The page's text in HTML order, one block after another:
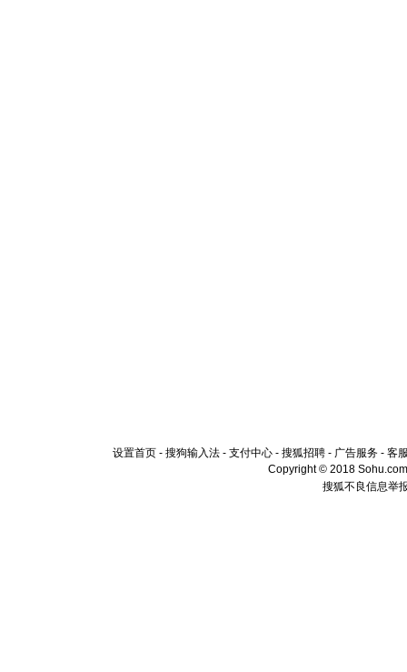
设置首页 - 搜狗输入法 - 支付中心 - 搜狐招聘 - 广告服务 - 客
Copyright © 2018
搜狐不良信息举